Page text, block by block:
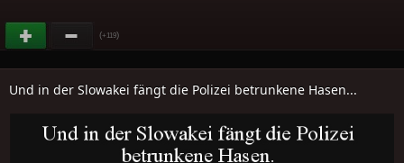
(+119)
Und in der Slowakei fängt die Polizei betrunkene Hasen...